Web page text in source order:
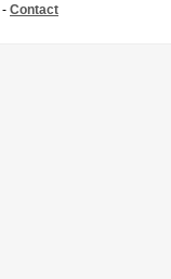
- Contact